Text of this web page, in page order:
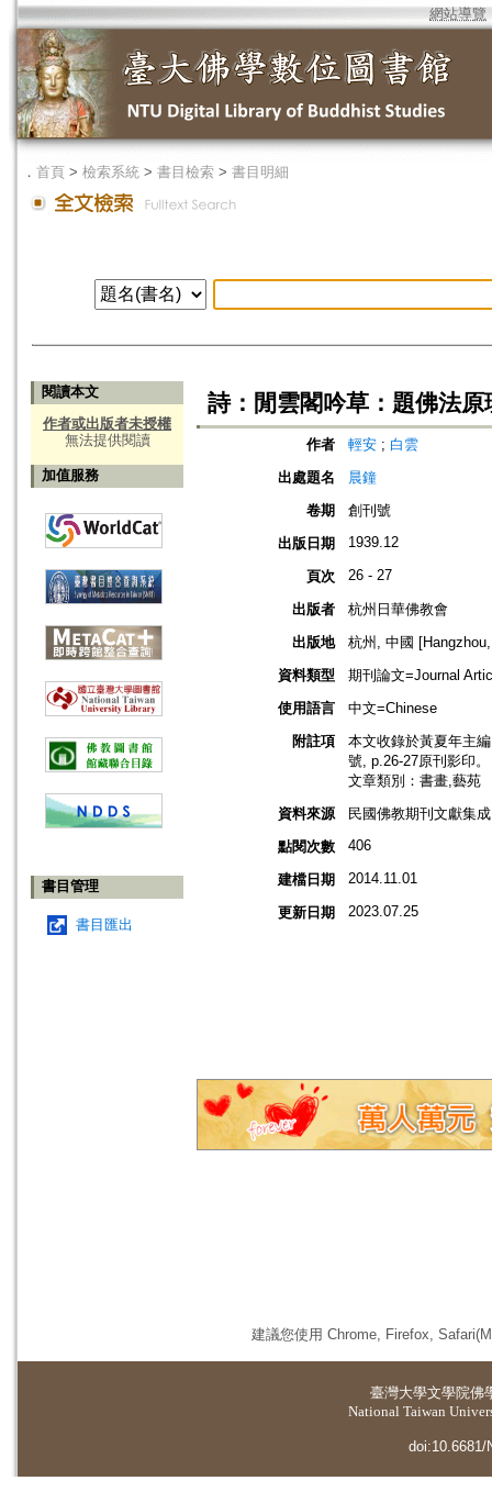
網站導覽
． 首頁 > 檢索系統 > 書目檢索 > 書目明細
閱讀本文
作者或出版者未授權
無法提供閱讀
加值服務
書目管理
書目匯出
詩：閒雲閣吟草：題佛法
作者 輕安 ; 白雲
出處題名
晨鐘
卷期
創刊號
出版日期
1939.12
頁次 26 - 27
出版者
杭州日華佛教會
出版地
杭州, 中國
資料類型
期刊論文=Journal
使用語言
中文=Chinese
附註項
本文收錄於黃夏年主
號, p.26-27原刊影印。
文章類別：書畫,藝苑
資料來源
民國佛教期刊文獻集
點閱次數
406
建檔日期 2014.11.01
更新日期 2023.07.25
建議您使用 Chrome, Firefox,
臺灣大學文學院佛
National Taiwan
doi:10.6681/